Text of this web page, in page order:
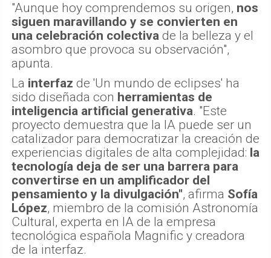
"Aunque hoy comprendemos su origen, nos
siguen maravillando y se convierten en
una celebración colectiva de la belleza y el
asombro que provoca su observación",
apunta.
La interfaz de 'Un mundo de eclipses' ha
sido diseñada con herramientas de
inteligencia artificial generativa. "Este
proyecto demuestra que la IA puede ser un
catalizador para democratizar la creación de
experiencias digitales de alta complejidad: la
tecnología deja de ser una barrera para
convertirse en un amplificador del
pensamiento y la divulgación", afirma Sofía
López, miembro de la comisión Astronomía
Cultural, experta en IA de la empresa
tecnológica española Magnific y creadora
de la interfaz.